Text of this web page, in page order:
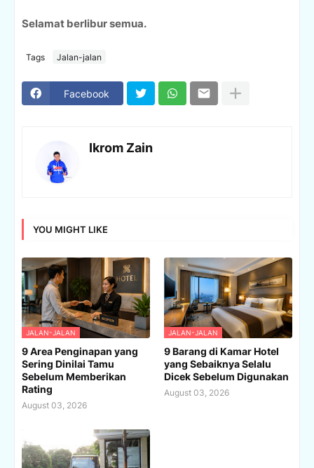
Selamat berlibur semua.
Tags Jalan-jalan
Facebook
Ikrom Zain
YOU MIGHT LIKE
JALAN-JALAN
9 Area Penginapan yang
Sering Dinilai Tamu
Sebelum Memberikan
Rating
August 03, 2026
JALAN-JALAN
9 Barang di Kamar Hotel
yang Sebaiknya Selalu
Dicek Sebelum Digunakan
August 03, 2026